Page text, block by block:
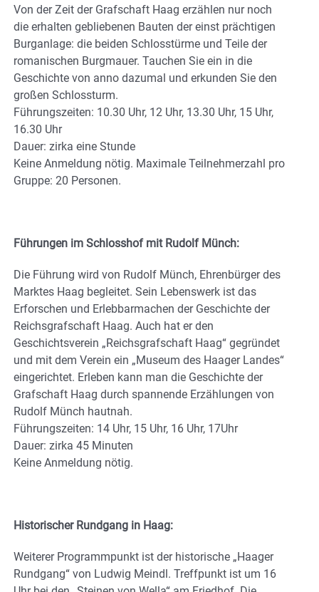
Von der Zeit der Grafschaft Haag erzählen nur noch
die erhalten gebliebenen Bauten der einst prächtigen
Burganlage: die beiden Schlosstürme und Teile der
romanischen Burgmauer. Tauchen Sie ein in die
Geschichte von anno dazumal und erkunden Sie den
großen Schlossturm.
Führungszeiten: 10.30 Uhr, 12 Uhr, 13.30 Uhr, 15 Uhr,
16.30 Uhr
Dauer: zirka eine Stunde
Keine Anmeldung nötig. Maximale Teilnehmerzahl pro
Gruppe: 20 Personen.
Führungen im Schlosshof mit Rudolf Münch:
Die Führung wird von Rudolf Münch, Ehrenbürger des
Marktes Haag begleitet. Sein Lebenswerk ist das
Erforschen und Erlebbarmachen der Geschichte der
Reichsgrafschaft Haag. Auch hat er den
Geschichtsverein „Reichsgrafschaft Haag“ gegründet
und mit dem Verein ein „Museum des Haager Landes“
eingerichtet. Erleben kann man die Geschichte der
Grafschaft Haag durch spannende Erzählungen von
Rudolf Münch hautnah.
Führungszeiten: 14 Uhr, 15 Uhr, 16 Uhr, 17Uhr
Dauer: zirka 45 Minuten
Keine Anmeldung nötig.
Historischer Rundgang in Haag:
Weiterer Programmpunkt ist der historische „Haager
Rundgang“ von Ludwig Meindl. Treffpunkt ist um 16